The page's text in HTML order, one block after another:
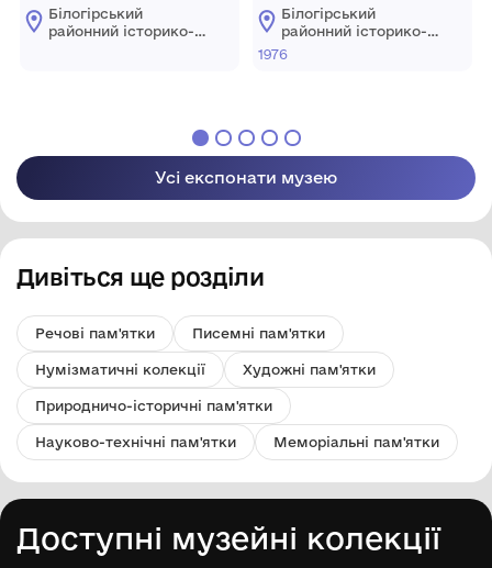
Білогірський
районний історико-
Білогірський
районний історико-
краєзнавчий музей
1976
Усі експонати музею
Дивіться ще розділи
Речові пам'ятки Писемні пам'ятки
Нумізматичні колекції Художні пам'ятки
Природничо-історичні пам'ятки
Науково-технічні пам'ятки Меморіальні пам'ятки
Доступні музейні колекції